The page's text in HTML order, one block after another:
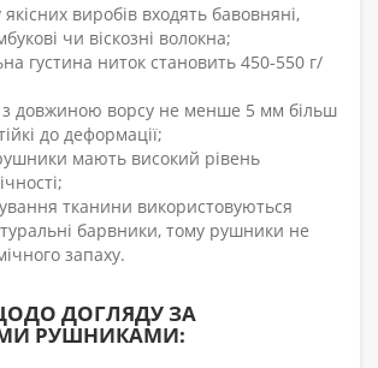
якісних виробів входять бавовняні,
чи віскозні волокна;
густина ниток становить 450-550 г/
довжиною ворсу не менше 5 мм більш
до деформації;
мають високий рівень
тканини використовуються
барвники, тому рушники не
запаху.
ДОГЛЯДУ ЗА
РУШНИКАМИ: